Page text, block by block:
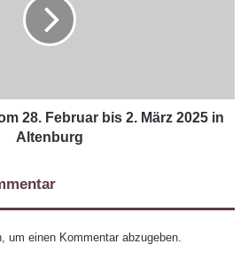
28. Februar bis 2. März 2025 in
Altenburg
um einen Kommentar abzugeben.